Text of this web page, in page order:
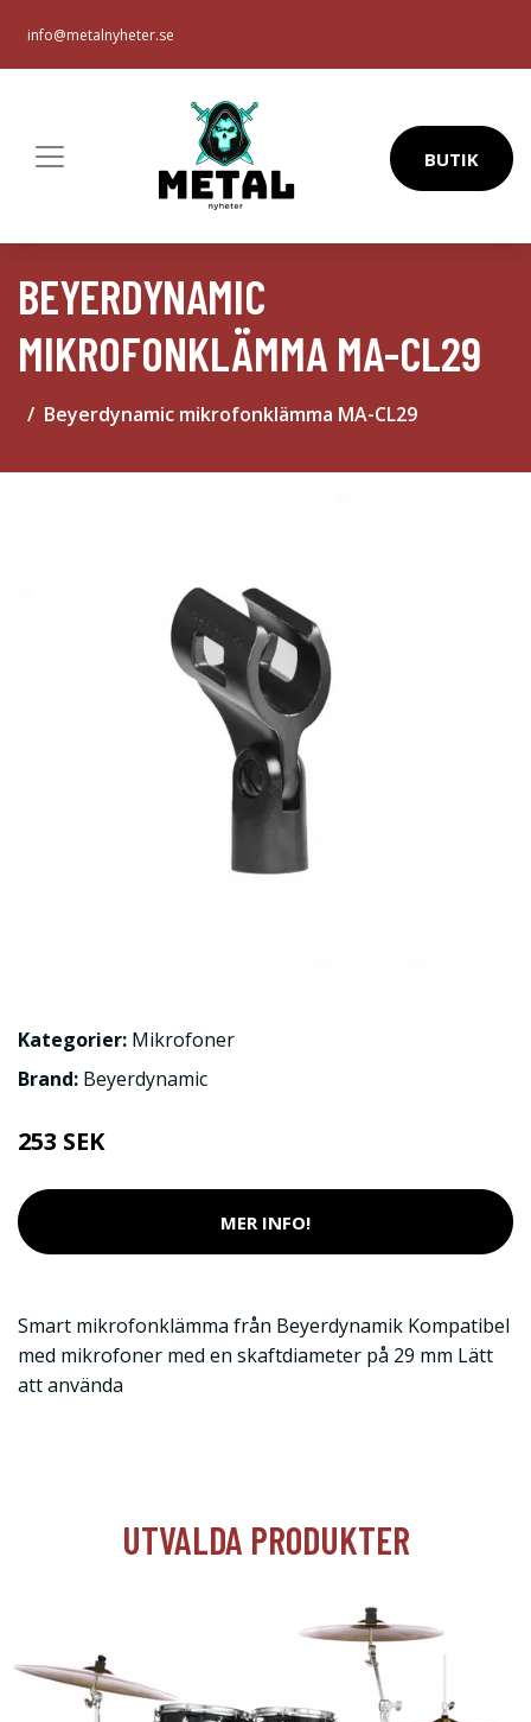
info@metalnyheter.se
BUTIK
BEYERDYNAMIC
MIKROFONKLÄMMA MA-CL29
Beyerdynamic mikrofonklämma MA-CL29
Kategorier: Mikrofoner
Brand: Beyerdynamic
253 SEK
MER INFO!
Smart mikrofonklämma från Beyerdynamik Kompatibel
med mikrofoner med en skaftdiameter på 29 mm Lätt
att använda
UTVALDA PRODUKTER